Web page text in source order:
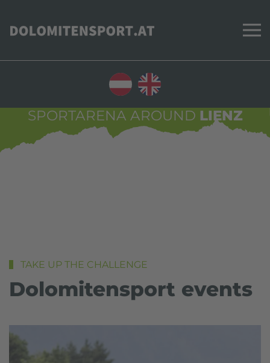
Skip to main content
SPORTARENA AROUND LIENZ
TAKE UP THE CHALLENGE
Dolomitensport events